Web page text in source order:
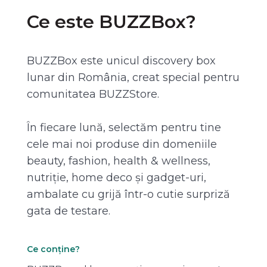
Ce este BUZZBox?
BUZZBox este unicul discovery box
lunar din România, creat special pentru
comunitatea BUZZStore.
În fiecare lună, selectăm pentru tine
cele mai noi produse din domeniile
beauty, fashion, health & wellness,
nutriție, home deco și gadget-uri,
ambalate cu grijă într-o cutie surpriză
gata de testare.
Ce conține?